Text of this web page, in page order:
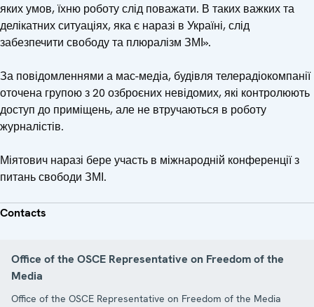
яких умов, їхню роботу слід поважати. В таких важких та
делікатних ситуаціях, яка є наразі в Україні, слід
забезпечити свободу та плюралізм ЗМІ».
За повідомленнями а мас-медіа, будівля телерадіокомпанії
оточена групою з 20 озброєних невідомих, які контролюють
доступ до приміщень, але не втручаються в роботу
журналістів.
Міятович наразі бере участь в міжнародній конференції з
питань свободи ЗМІ.
Contacts
Office of the OSCE Representative on Freedom of the
Media
Office of the OSCE Representative on Freedom of the Media